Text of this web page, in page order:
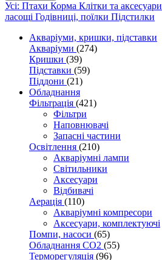
Усі: Птахи Корма Клітки та аксесуари
ласощі Годівниці, поїлки Підстилки
Акваріуми, кришки, підставки
Акваріуми (274)
Кришки (39)
Підставки (59)
Піддони (21)
Обладнання
Фільтрація (421)
Фільтри
Наповнювачі
Запасні частини
Освітлення (210)
Акваріумні лампи
Світильники
Аксесуари
Відбивачі
Аерація (110)
Акваріумні компресори
Аксесуари, комплектуючі
Помпи, насоси (65)
Обладнання CO2 (55)
Терморегуляція (96)